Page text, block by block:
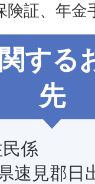
険証、年
する
先
係
速見郡日